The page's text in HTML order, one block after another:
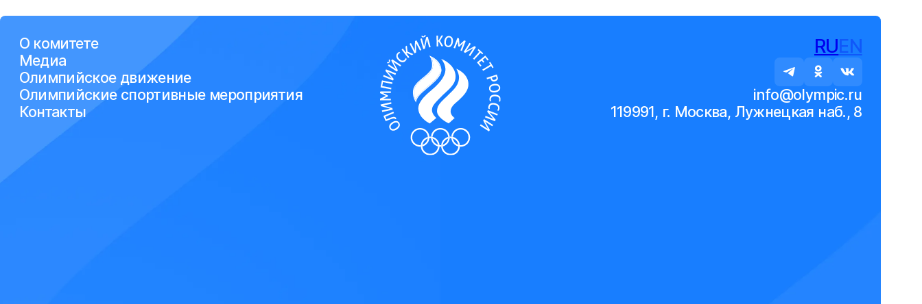
О комитете
Медиа
Олимпийское движение
Олимпийские спортивные мероприятия
Контакты
RUEN
info@olympic.ru
119991, г. Москва, Лужнецкая наб., 8